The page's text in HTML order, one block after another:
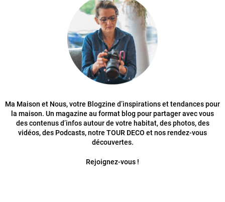
Ma Maison et Nous, votre Blogzine d’inspirations et tendances pour
la maison. Un magazine au format blog pour partager avec vous
des contenus d’infos autour de votre habitat, des photos, des
vidéos, des Podcasts, notre TOUR DECO et nos rendez-vous
découvertes.
Rejoignez-vous !